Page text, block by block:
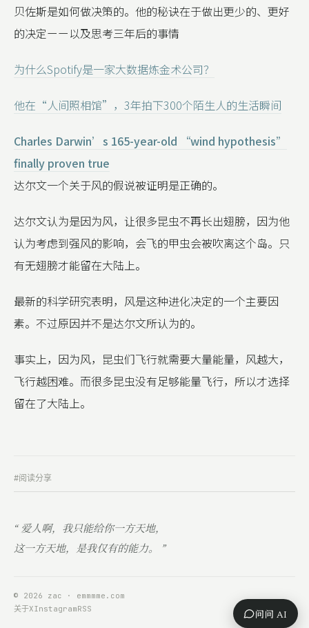
贝佐斯是如何做决策的。他的秘诀在于做出更少的、更好
的决定ーー以及思考三年后的事情
为什么Spotify是一家大数据炼金术公司？
他在“人间照相馆”，3年拍下300个陌生人的生活瞬间
Charles Darwin’s 165-year-old “wind hypothesis”
finally proven true
达尔文一个关于风的假说被证明是正确的。
达尔文认为是因为风，让很多昆虫不再长出翅膀，因为他
认为考虑到强风的影响，会飞的甲虫会被吹离这个岛。只
有无翅膀才能留在大陆上。
最新的科学研究表明，风是这种进化决定的一个主要因
素。不过原因并不是达尔文所认为的。
事实上，因为风，昆虫们飞行就需要大量能量，风越大，
飞行越困难。而很多昆虫没有足够能量飞行，所以才选择
留在了大陆上。
#阅读分享
“ 爱人啊，我只能给你一方天地，
这一方天地，是我仅有的能力。 ”
© 2026 zac · emmmme.com
关于XInstagramRSS
问问 AI